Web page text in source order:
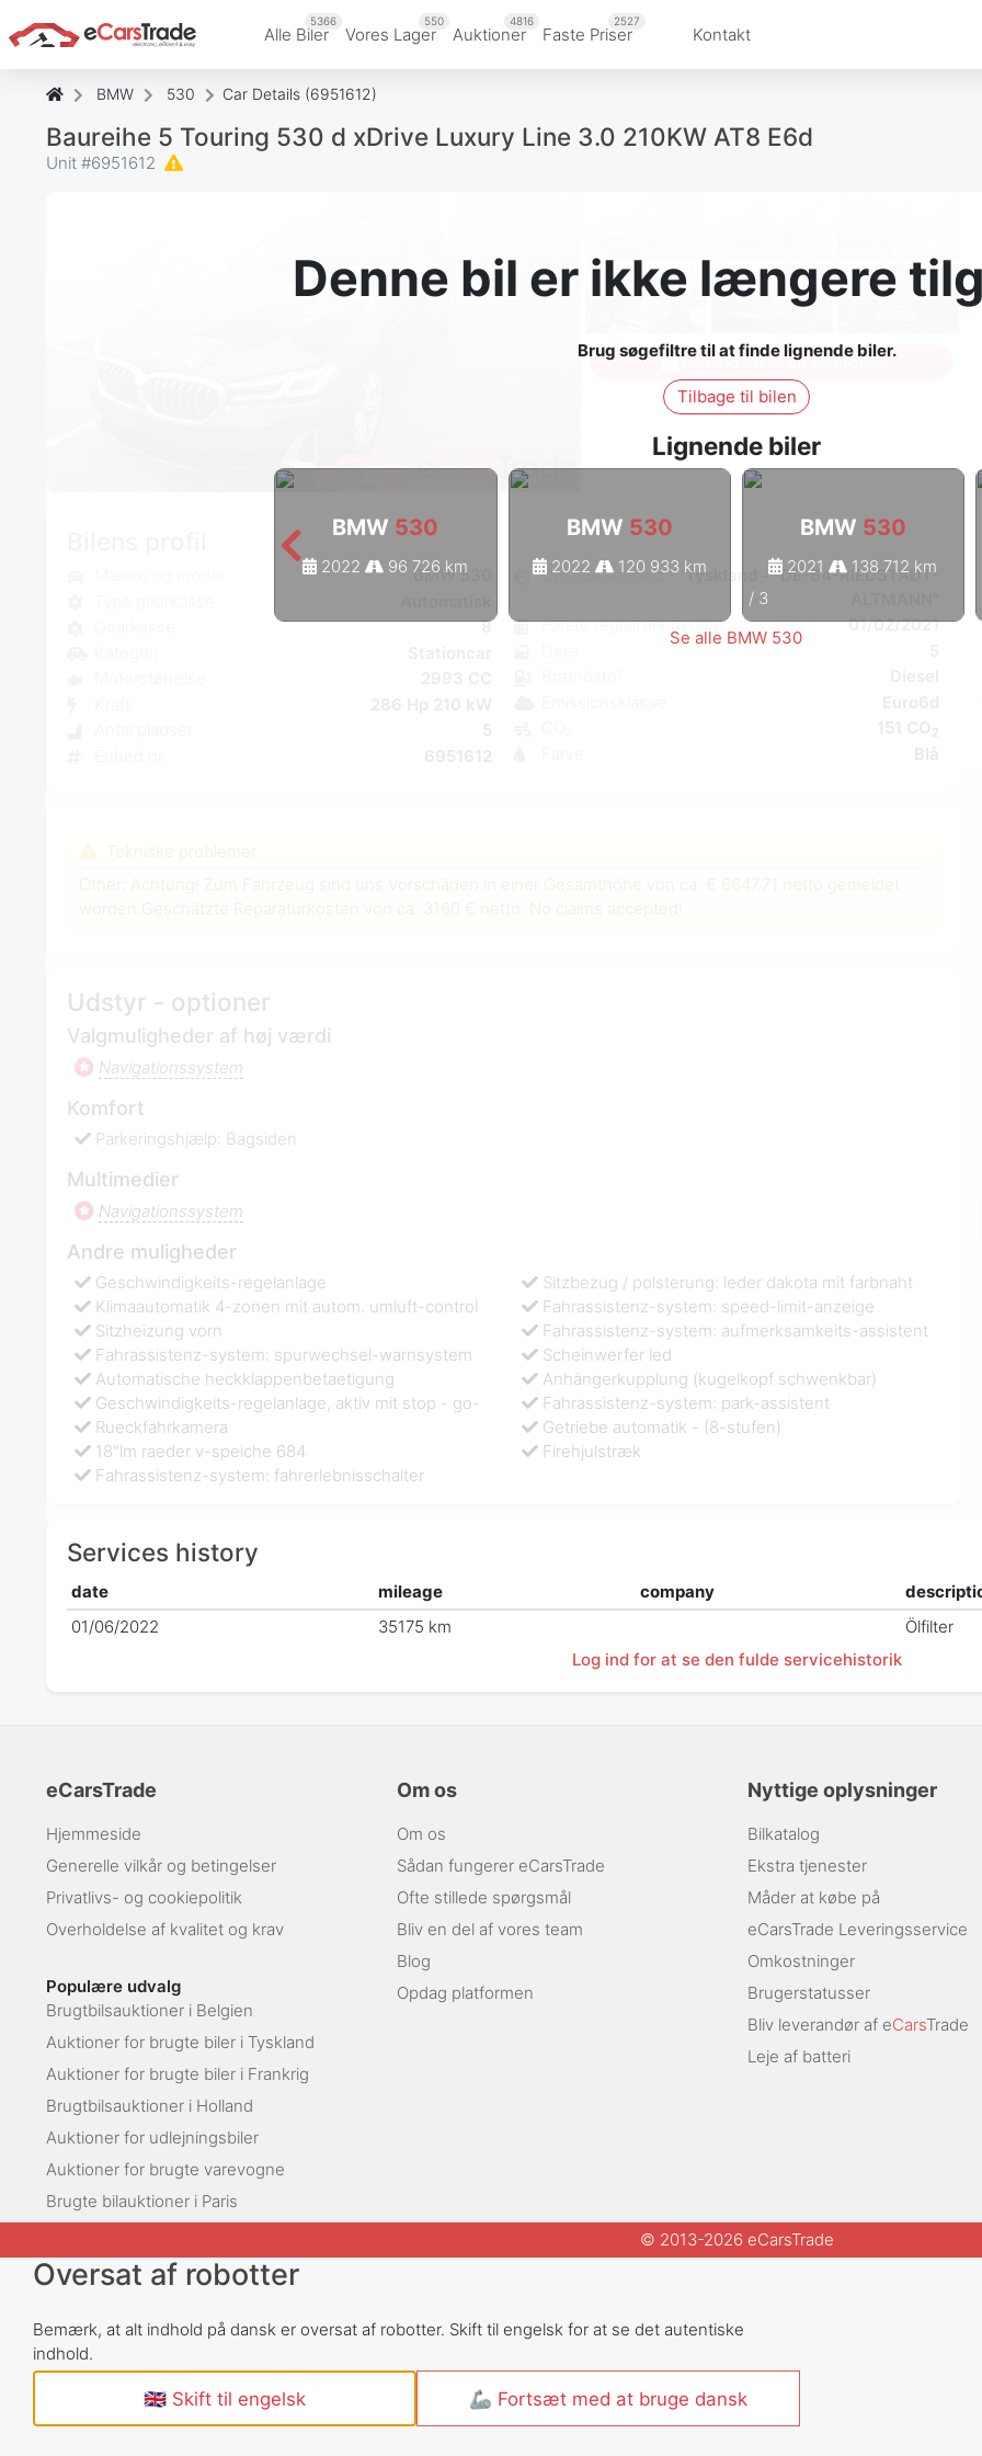
Alle Biler
5366
Vores Lager
550
Auktioner
4816
Faste Priser
2527
Kontakt
BMW 530 Car Details (6951612)
Baureihe 5 Touring 530 d xDrive Luxury Line 3.0 210KW AT8 E6d
Unit #6951612
Denne bil er ikke længere
Brug søgefiltre til at finde lignende biler.
Tilbage til bilen
Lignende biler
BMW 530
2022 96 726 km
BMW 530
2022 120 933 km
BMW 530
2021 138 712 km
/ 3
Se alle BMW 530
Log ind for at se alle fotos
BMW 530
8
6951612
Oprindelsesland
Tyskland - "DE-64-RIEDSTADT-
Første registreringsdato
01/02/2021
Blå
Udstyr - optioner
Valgmuligheder af høj værdi
Navigationssystem
Komfort
Parkeringshjælp: Bagsiden
Multimedier
Navigationssystem
Andre muligheder
Geschwindigkeits-regelanlage
Klimaautomatik 4-zonen mit autom. umluft-control
Sitzheizung vorn
Sitzbezug / polsterung: leder dakota mit farbnaht
Fahrassistenz-system: speed-limit-anzeige
Fahrassistenz-system: aufmerksamkeits-assistent
Fahrassistenz-system: spurwechsel-warnsystem
Automatische heckklappenbetaetigung
Geschwindigkeits-regelanlage, aktiv mit stop - go-
Scheinwerfer led
Anhängerkupplung (kugelkopf schwenkbar)
Fahrassistenz-system: park-assistent
Rueckfahrkamera
18"lm raeder v-speiche 684
Fahrassistenz-system: fahrerlebnisschalter
Getriebe automatik - (8-stufen)
Firehjulstræk
Services history
date mileage company
01/06/2022
35175 km Ölfilter
Log ind for at se den fulde servicehistorik
eCarsTrade
Hjemmeside
Generelle vilkår og betingelser
Privatlivs- og cookiepolitik
Overholdelse af kvalitet og krav
Populære udvalg
Brugtbilsauktioner i Belgien
Auktioner for brugte biler i Tyskland
Auktioner for brugte biler i Frankrig
Brugtbilsauktioner i Holland
Auktioner for udlejningsbiler
Auktioner for brugte varevogne
Brugte bilauktioner i Paris
Om os
Om os
Sådan fungerer eCarsTrade
Ofte stillede spørgsmål
Bliv en del af vores team
Blog
Opdag platformen
Nyttige oplysninger
Bilkatalog
Ekstra tjenester
Måder at købe på
eCarsTrade Leveringsservice
Omkostninger
Brugerstatusser
Bliv leverandør af eCarsTrade
Leje af batteri
© 2013-2026 eCarsTrade
Oversat af robotter
Bemærk, at alt indhold på dansk er oversat af robotter. Skift til engelsk for at se det autentiske
indhold.
🇬🇧 Skift til engelsk 🦾 Fortsæt med at bruge dansk